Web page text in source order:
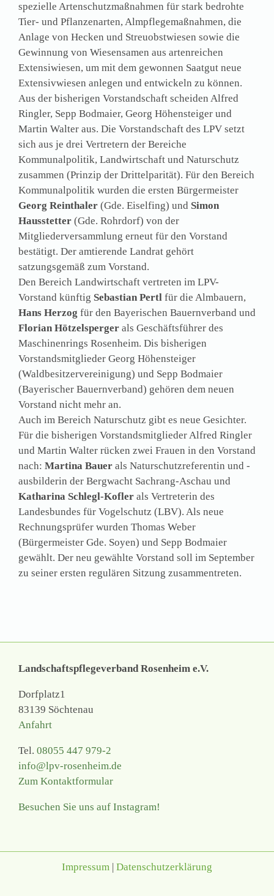
spezielle Artenschutzmaßnahmen für stark bedrohte
Tier- und Pflanzenarten, Almpflegemaßnahmen, die
Anlage von Hecken und Streuobstwiesen sowie die
Gewinnung von Wiesensamen aus artenreichen
Extensiwiesen, um mit dem gewonnen Saatgut neue
Extensivwiesen anlegen und entwickeln zu können.
Aus der bisherigen Vorstandschaft scheiden Alfred
Ringler, Sepp Bodmaier, Georg Höhensteiger und
Martin Walter aus. Die Vorstandschaft des LPV setzt
sich aus je drei Vertretern der Bereiche
Kommunalpolitik, Landwirtschaft und Naturschutz
zusammen (Prinzip der Drittelparität). Für den Bereich
Kommunalpolitik wurden die ersten Bürgermeister
Georg Reinthaler (Gde. Eiselfing) und Simon
Hausstetter (Gde. Rohrdorf) von der
Mitgliederversammlung erneut für den Vorstand
bestätigt. Der amtierende Landrat gehört
satzungsgemäß zum Vorstand.
Den Bereich Landwirtschaft vertreten im LPV-
Vorstand künftig Sebastian Pertl für die Almbauern,
Hans Herzog für den Bayerischen Bauernverband und
Florian Hötzelsperger als Geschäftsführer des
Maschinenrings Rosenheim. Dis bisherigen
Vorstandsmitglieder Georg Höhensteiger
(Waldbesitzervereinigung) und Sepp Bodmaier
(Bayerischer Bauernverband) gehören dem neuen
Vorstand nicht mehr an.
Auch im Bereich Naturschutz gibt es neue Gesichter.
Für die bisherigen Vorstandsmitglieder Alfred Ringler
und Martin Walter rücken zwei Frauen in den Vorstand
nach: Martina Bauer als Naturschutzreferentin und -
ausbilderin der Bergwacht Sachrang-Aschau und
Katharina Schlegl-Kofler als Vertreterin des
Landesbundes für Vogelschutz (LBV). Als neue
Rechnungsprüfer wurden Thomas Weber
(Bürgermeister Gde. Soyen) und Sepp Bodmaier
gewählt. Der neu gewählte Vorstand soll im September
zu seiner ersten regulären Sitzung zusammentreten.
Landschaftspflegeverband Rosenheim e.V.
Dorfplatz1
83139 Söchtenau
Anfahrt
Tel. 08055 447 979-2
info@lpv-rosenheim.de
Zum Kontaktformular
Besuchen Sie uns auf Instagram!
Impressum | Datenschutzerklärung